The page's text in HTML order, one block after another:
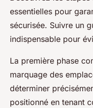
essentielles pour
sécurisée. Suivre un
indispensable pour
La première phase
marquage des
déterminer
positionné en tenant